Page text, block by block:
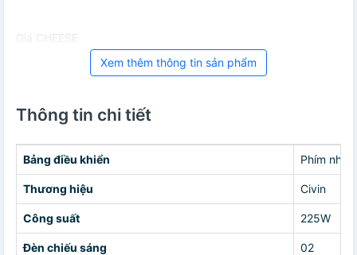
Giá CHEESE
Xem thêm thông tin sản phẩm
Thông tin chi tiết
Bảng điều khiển Phím nhấn
Thương hiệu Civin
Công suất 225W
Đèn chiếu sáng 02